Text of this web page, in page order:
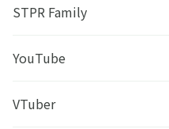
うちわシール
ファミッペ
うちわ背景
STPR Family
AMPTAKｘCOLORS
すとぷり
YouTube
ねこほうチャンネル
VTuber